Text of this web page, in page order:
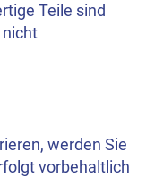
Teile sind
nicht
werden Sie
vorbehaltlich